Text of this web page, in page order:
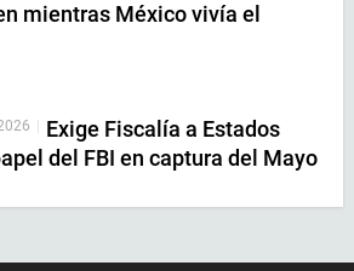
mientras México vivía el
| Exige Fiscalía a Estados
del FBI en captura del Mayo